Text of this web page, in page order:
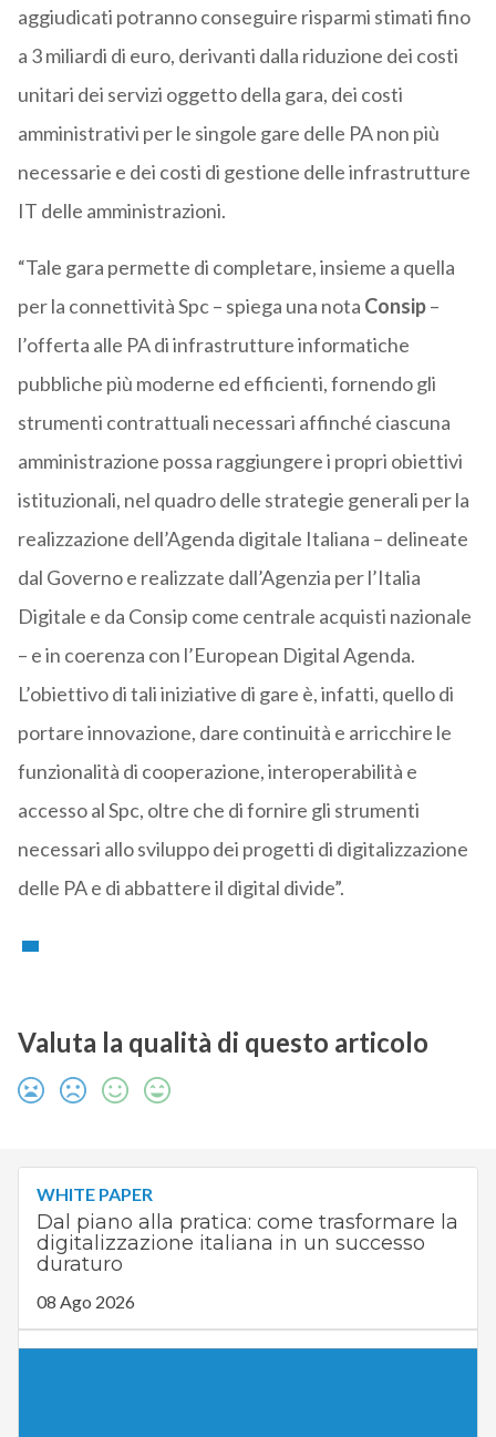
aggiudicati potranno conseguire risparmi stimati fino
a 3 miliardi di euro, derivanti dalla riduzione dei costi
unitari dei servizi oggetto della gara, dei costi
amministrativi per le singole gare delle PA non più
necessarie e dei costi di gestione delle infrastrutture
IT delle amministrazioni.
“Tale gara permette di completare, insieme a quella
per la connettività Spc – spiega una nota Consip–
l’offerta alle PA di infrastrutture informatiche
pubbliche più moderne ed efficienti, fornendo gli
strumenti contrattuali necessari affinché ciascuna
amministrazione possa raggiungere i propri obiettivi
istituzionali, nel quadro delle strategie generali per la
realizzazione dell’Agenda digitale Italiana – delineate
dal Governo e realizzate dall’Agenzia per l’Italia
Digitale e da Consip come centrale acquisti nazionale
– e in coerenza con l’European Digital Agenda.
L’obiettivo di tali iniziative di gare è, infatti, quello di
portare innovazione, dare continuità e arricchire le
funzionalità di cooperazione, interoperabilità e
accesso al Spc, oltre che di fornire gli strumenti
necessari allo sviluppo dei progetti di digitalizzazione
delle PA e di abbattere il digital divide”.
Valuta la qualità di questo articolo
WHITE PAPER
Dal piano alla pratica: come trasformare la
digitalizzazione italiana in un successo
duraturo
08 Ago 2026